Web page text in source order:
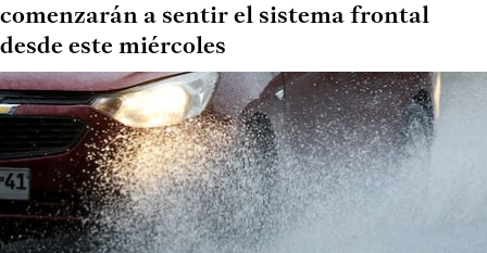
comenzarán a sentir el sistema frontal
desde este miércoles